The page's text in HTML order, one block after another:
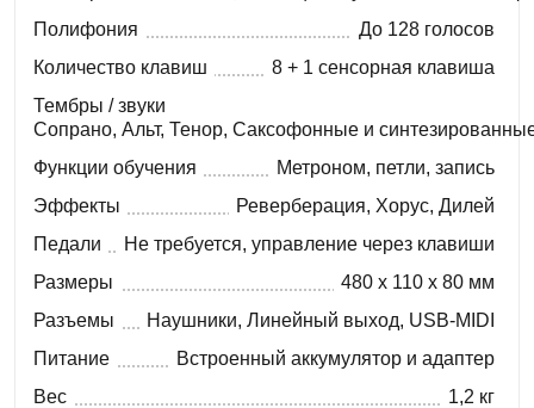
Полифония
До 128 голосов
Количество клавиш
8 + 1 сенсорная клавиша
Тембры / звуки
Сопрано, Альт, Тенор, Саксофонные и
Функции обучения
Метроном, петли, запись
Эффекты
Реверберация, Хорус, Дилей
Педали
Не требуется, управление через клавиши
Размеры
480 x 110 x 80 мм
Разъемы
Наушники, Линейный выход, USB-MIDI
Питание
Встроенный аккумулятор и адаптер
Вес
1,2 кг